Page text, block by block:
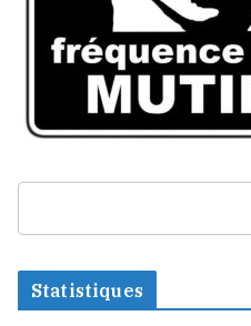
Statistiques